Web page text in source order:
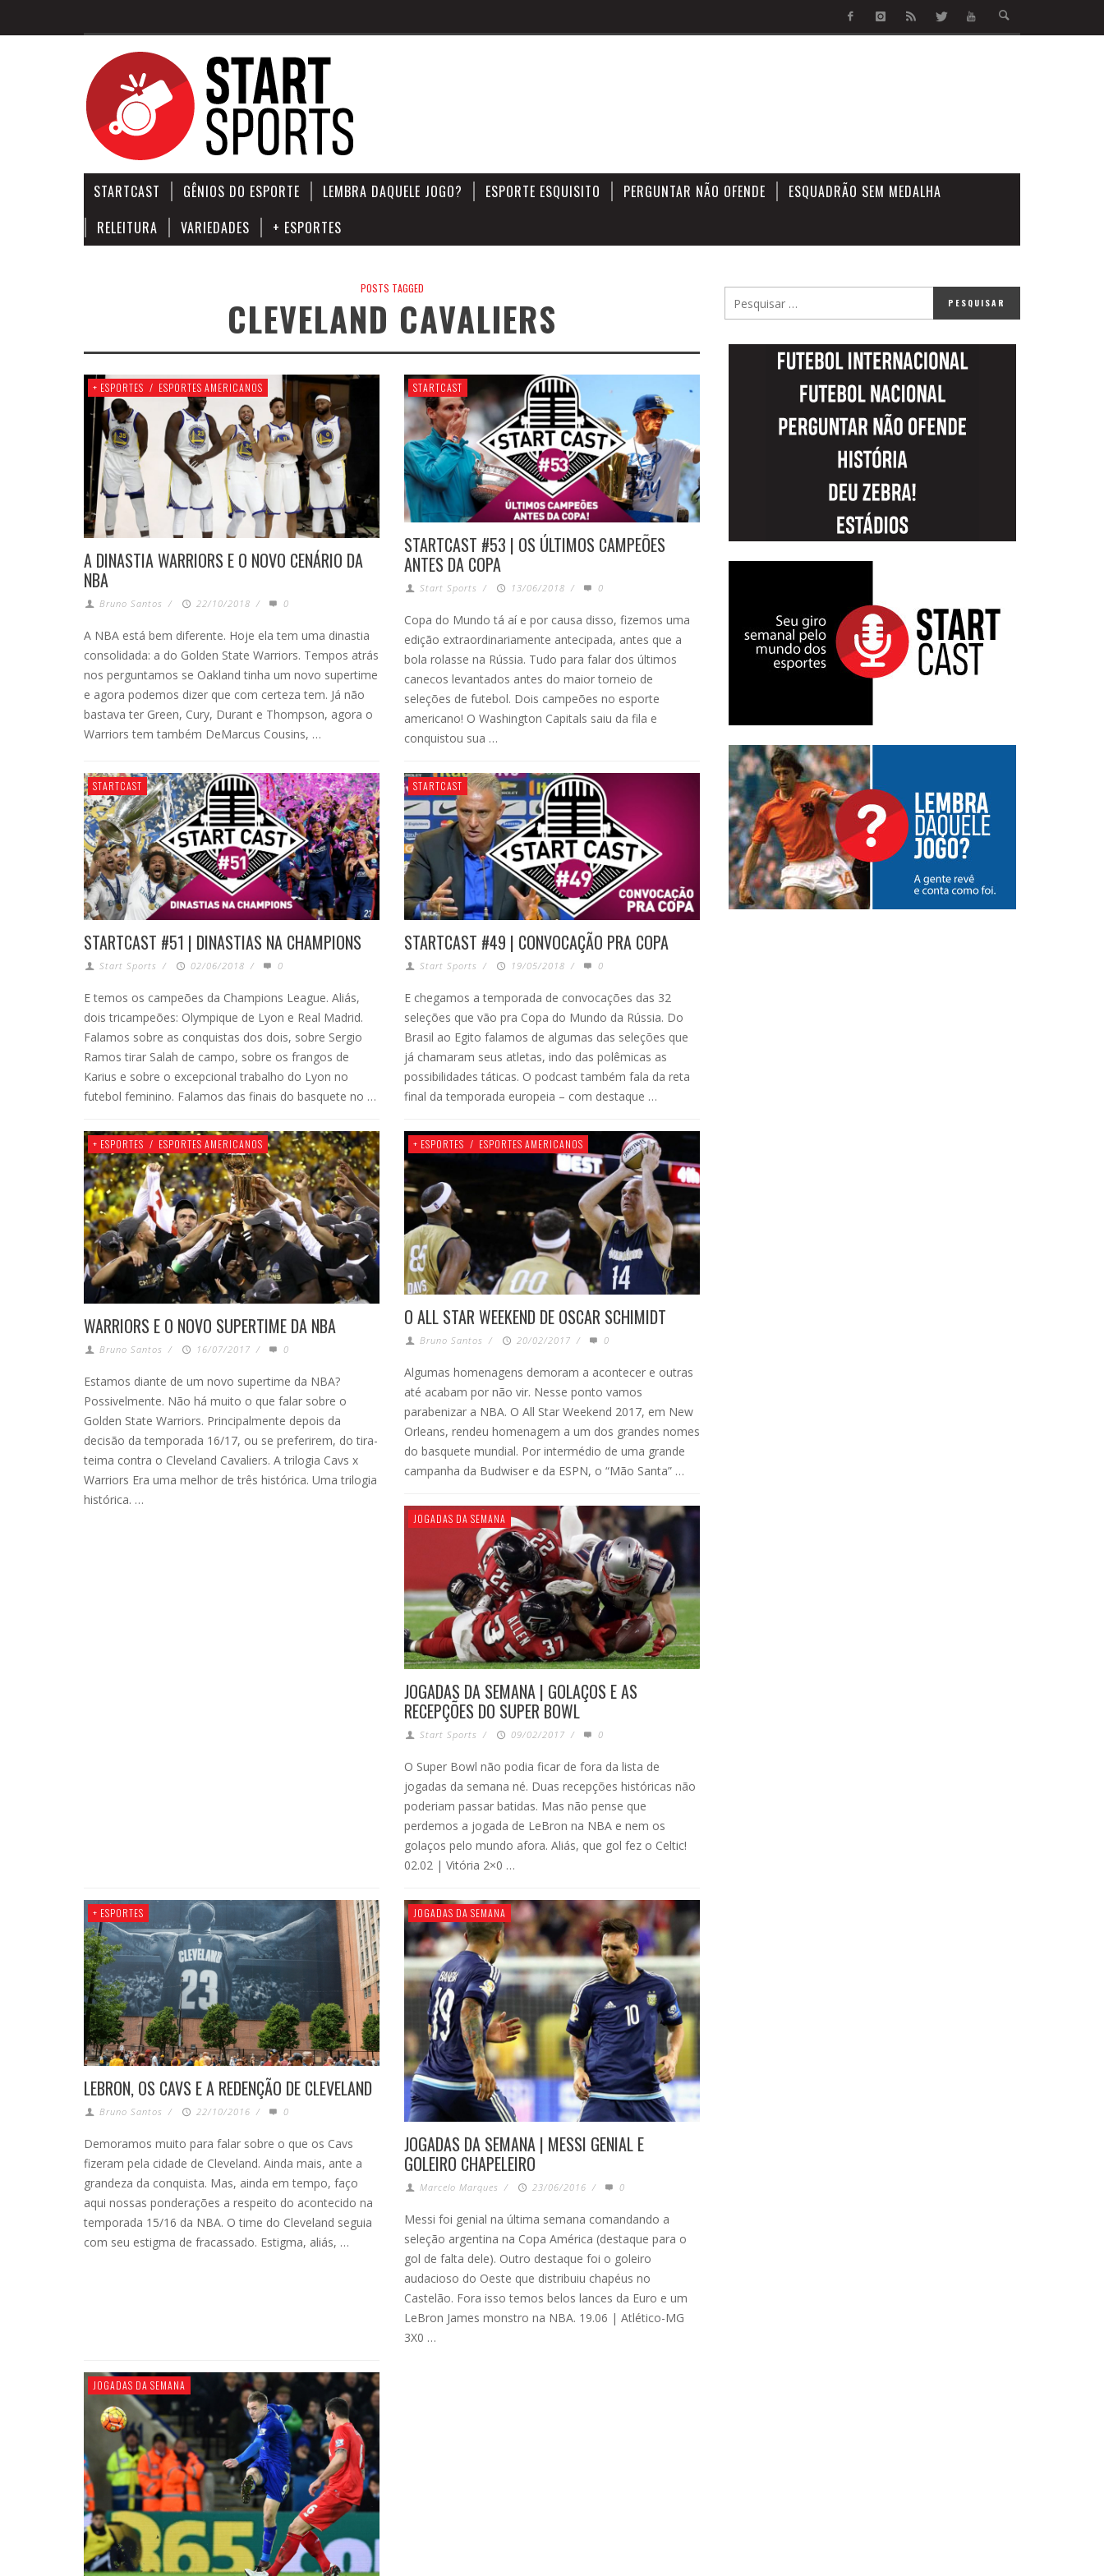
STARTCAST GÊNIOS DO ESPORTE LEMBRA DAQUELE JOGO? ESPORTE ESQUISITO PERGUNTAR NÃO OFENDE
ESQUADRÃO SEM MEDALHA
RELEITURA
VARIEDADES + ESPORTES
POSTS TAGGED
CLEVELAND CAVALIERS
+ ESPORTES / ESPORTES AMERICANOS
A DINASTIA WARRIORS E O NOVO CENÁRIO DA
NBA
Bruno Santos / 22/10/2018 / 0
A NBA está bem diferente. Hoje ela tem uma dinastia
consolidada: a do Golden State Warriors. Tempos atrás
nos perguntamos se Oakland tinha um novo supertime
e agora podemos dizer que com certeza tem. Já não
bastava ter Green, Cury, Durant e Thompson, agora o
Warriors tem também DeMarcus Cousins, …
STARTCAST
STARTCAST #53 | OS ÚLTIMOS CAMPEÕES
ANTES DA COPA
Start Sports / 13/06/2018 / 0
Copa do Mundo tá aí e por causa disso, fizemos uma
edição extraordinariamente antecipada, antes que a
bola rolasse na Rússia. Tudo para falar dos últimos
canecos levantados antes do maior torneio de
seleções de futebol. Dois campeões no esporte
americano! O Washington Capitals saiu da fila e
conquistou sua …
STARTCAST
STARTCAST #51 | DINASTIAS NA CHAMPIONS
Start Sports / 02/06/2018 / 0
E temos os campeões da Champions League. Aliás,
dois tricampeões: Olympique de Lyon e Real Madrid.
Falamos sobre as conquistas dos dois, sobre Sergio
Ramos tirar Salah de campo, sobre os frangos de
Karius e sobre o excepcional trabalho do Lyon no
futebol feminino. Falamos das finais do basquete no …
STARTCAST
STARTCAST #49 | CONVOCAÇÃO PRA COPA
Start Sports / 19/05/2018 / 0
E chegamos a temporada de convocações das 32
seleções que vão pra Copa do Mundo da Rússia. Do
Brasil ao Egito falamos de algumas das seleções que
já chamaram seus atletas, indo das polêmicas as
possibilidades táticas. O podcast também fala da reta
final da temporada europeia – com destaque …
+ ESPORTES / ESPORTES AMERICANOS
WARRIORS E O NOVO SUPERTIME DA NBA
Bruno Santos / 16/07/2017 / 0
Estamos diante de um novo supertime da NBA?
Possivelmente. Não há muito o que falar sobre o
Golden State Warriors. Principalmente depois da
decisão da temporada 16/17, ou se preferirem, do tira-
teima contra o Cleveland Cavaliers. A trilogia Cavs x
Warriors Era uma melhor de três histórica. Uma trilogia
histórica. …
+ ESPORTES / ESPORTES AMERICANOS
O ALL STAR WEEKEND DE OSCAR SCHIMIDT
Bruno Santos / 20/02/2017 / 0
Algumas homenagens demoram a acontecer e outras
até acabam por não vir. Nesse ponto vamos
parabenizar a NBA. O All Star Weekend 2017, em New
Orleans, rendeu homenagem a um dos grandes nomes
do basquete mundial. Por intermédio de uma grande
campanha da Budwiser e da ESPN, o “Mão Santa” …
JOGADAS DA SEMANA
JOGADAS DA SEMANA | GOLAÇOS E AS
RECEPÇÕES DO SUPER BOWL
Start Sports / 09/02/2017 / 0
O Super Bowl não podia ficar de fora da lista de
jogadas da semana né. Duas recepções históricas não
poderiam passar batidas. Mas não pense que
perdemos a jogada de LeBron na NBA e nem os
golaços pelo mundo afora. Aliás, que gol fez o Celtic!
02.02 | Vitória 2×0 …
+ ESPORTES
LEBRON, OS CAVS E A REDENÇÃO DE CLEVELAND
Bruno Santos / 22/10/2016 / 0
Demoramos muito para falar sobre o que os Cavs
fizeram pela cidade de Cleveland. Ainda mais, ante a
grandeza da conquista. Mas, ainda em tempo, faço
aqui nossas ponderações a respeito do acontecido na
temporada 15/16 da NBA. O time do Cleveland seguia
com seu estigma de fracassado. Estigma, aliás, …
JOGADAS DA SEMANA
JOGADAS DA SEMANA | MESSI GENIAL E
GOLEIRO CHAPELEIRO
Marcelo Marques / 23/06/2016 / 0
Messi foi genial na última semana comandando a
seleção argentina na Copa América (destaque para o
gol de falta dele). Outro destaque foi o goleiro
audacioso do Oeste que distribuiu chapéus no
Castelão. Fora isso temos belos lances da Euro e um
LeBron James monstro na NBA. 19.06 | Atlético-MG
3X0 …
JOGADAS DA SEMANA